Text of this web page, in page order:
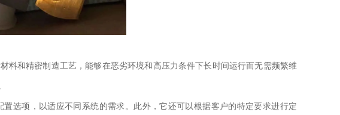
和精密制造工艺，能够在恶劣环境和高压力条件下长时间运行而无需频繁维
项，以适应不同系统的需求。此外，它还可以根据客户的特定要求进行定